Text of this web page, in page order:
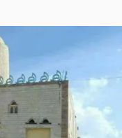
Navigation